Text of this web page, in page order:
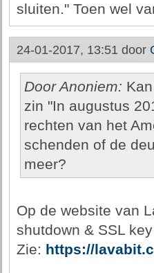
sluiten." Toen wel
24-01-2017, 13:51 door
Door Anoniem:
zin "In augustus
rechten van het
schenden of de
meer?
Op de website van
shutdown & SSL
Zie: https://